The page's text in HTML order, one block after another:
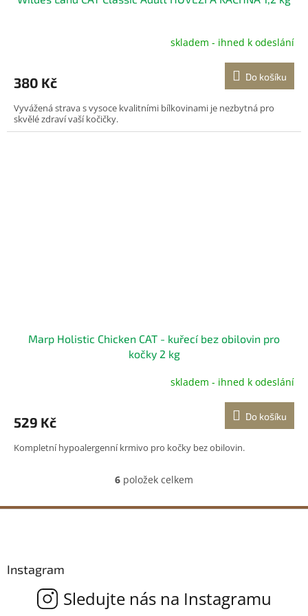
skladem - ihned k odeslání
380 Kč Do košíku
Vyvážená strava s vysoce kvalitními bílkovinami je nezbytná pro
skvělé zdraví vaší kočičky.
Marp Holistic Chicken CAT - kuřecí bez obilovin pro
kočky 2 kg
skladem - ihned k odeslání
529 Kč Do košíku
Kompletní hypoalergenní krmivo pro kočky bez obilovin.
O
l
r
6 položek celkem
Instagram